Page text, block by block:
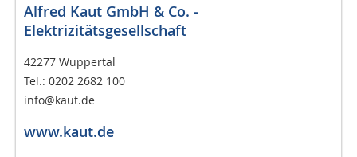
Alfred Kaut GmbH & Co. ­
Elektrizitätsgesellschaft
42277 Wuppertal
Tel.: 0202 2682 100
info@kaut.de
www.kaut.de